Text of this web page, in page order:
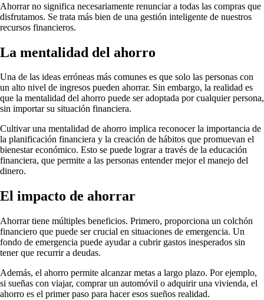
Ahorrar no significa necesariamente renunciar a todas las compras que
disfrutamos. Se trata más bien de una gestión inteligente de nuestros
recursos financieros.
La mentalidad del ahorro
Una de las ideas erróneas más comunes es que solo las personas con
un alto nivel de ingresos pueden ahorrar. Sin embargo, la realidad es
que la mentalidad del ahorro puede ser adoptada por cualquier persona,
sin importar su situación financiera.
Cultivar una mentalidad de ahorro implica reconocer la importancia de
la planificación financiera y la creación de hábitos que promuevan el
bienestar económico. Esto se puede lograr a través de la educación
financiera, que permite a las personas entender mejor el manejo del
dinero.
El impacto de ahorrar
Ahorrar tiene múltiples beneficios. Primero, proporciona un colchón
financiero que puede ser crucial en situaciones de emergencia. Un
fondo de emergencia puede ayudar a cubrir gastos inesperados sin
tener que recurrir a deudas.
Además, el ahorro permite alcanzar metas a largo plazo. Por ejemplo,
si sueñas con viajar, comprar un automóvil o adquirir una vivienda, el
ahorro es el primer paso para hacer esos sueños realidad.